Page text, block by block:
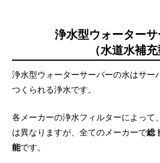
浄水型ウォーター
（水道水補充
浄水型ウォーターサーバーの水はサー
つくられる浄水です。
各メーカーの浄水フィルターによって
は異なりますが、全てのメーカーで総
能です。